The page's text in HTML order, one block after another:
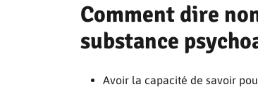
Comment dire
substance
Avoir la capacité de savoir